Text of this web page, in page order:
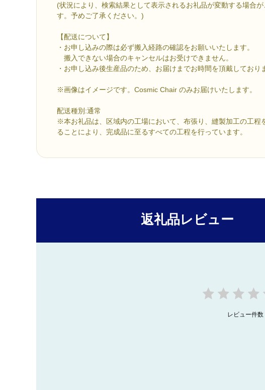
(状況により、検索結果として表示されるお礼品が変動する場合が
す。予めご了承ください。)
【配送について】
・お申し込みの際は必ず搬入経路の確認をお願いいたします。
搬入できない場合のキャンセルはお受けできません。
・お申し込み後生産品のため、お届けまでお時間を頂戴しており
※画像はイメージです。Cosmic Chair のみお届けいたします。
配送種別:通常
※本お礼品は、区域内の工場において、布張り、縫製加工の工程
ることにより、完成品に至るすべての工程を行っています。
返礼品レビュー
レビュー件数